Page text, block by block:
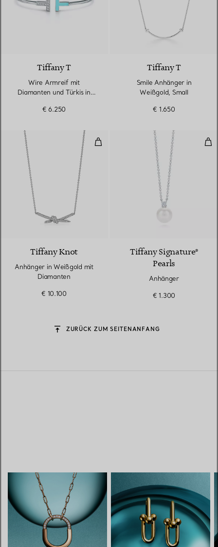
3 Materialien
Tiffany T
Wire Armreif mit
Diamanten und Türkis in
€ 6.250
Tiffany T
Smile Anhänger in
Weißgold, Small
€ 1.650
Anhänger in Weißgold mit
Tiffany Knot
Anhänger in Weißgold mit
Diamanten
€ 10.100
Tiffany Signature®
Pearls
Anhänger
€ 1.300
ZURÜCK ZUM SEITENANFANG